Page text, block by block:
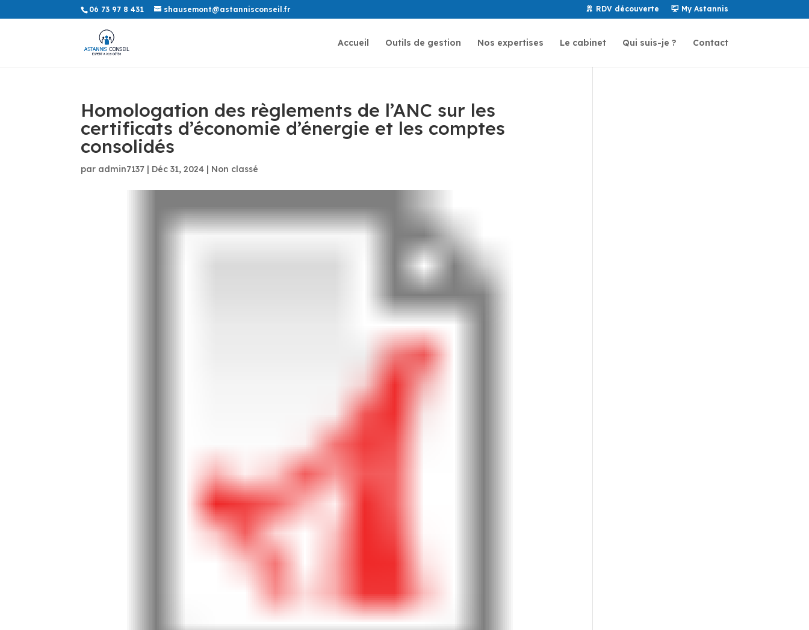
06 73 97 8 431 shausemont@astannisconseil.fr RDV découverte My Astannis
Accueil Outils de gestion Nos expertises Le cabinet Qui suis-je ? Contact
Homologation des règlements de l’ANC sur les
certificats d’économie d’énergie et les comptes
consolidés
par admin7137 | Déc 31, 2024 | Non classé